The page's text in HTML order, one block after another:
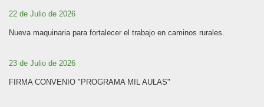
22 de Julio de 2026
Nueva maquinaria para fortalecer el trabajo en caminos rurales.
23 de Julio de 2026
FIRMA CONVENIO "PROGRAMA MIL AULAS"